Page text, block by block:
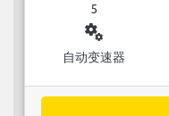
5
miscellaneous_services
自动变速器